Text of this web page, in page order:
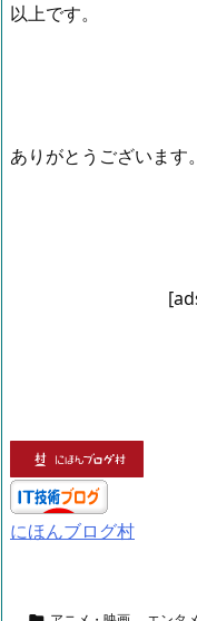
以上です。
ありがとうございます。
にほんブログ村